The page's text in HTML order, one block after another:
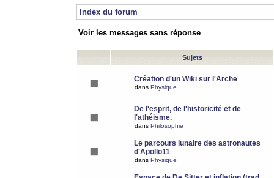
Index du forum
Voir les messages sans réponse
Sujets
Création d'un Wiki sur l'Arche
dans Physique
De l'esprit, de l'historicité et de
l'athéisme.
dans Philosophie
Le parcours lunaire des astronautes
d'Apollo11
dans Physique